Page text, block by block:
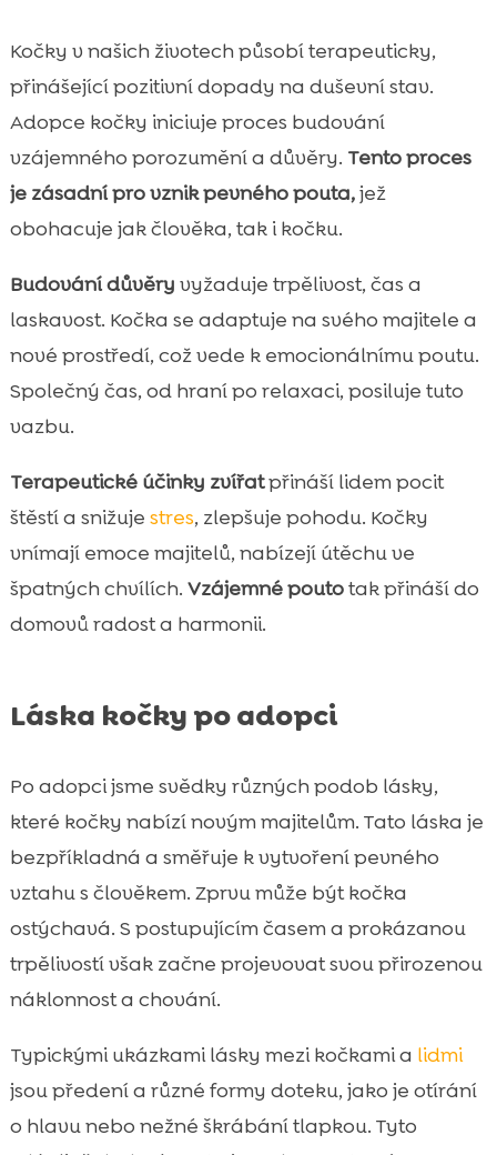
Kočky v našich životech působí terapeuticky,
přinášející pozitivní dopady na duševní stav.
Adopce kočky iniciuje proces budování
vzájemného porozumění a důvěry. Tento proces
je zásadní pro vznik pevného pouta,jež
obohacuje jak člověka, tak i kočku.
Budování důvěry vyžaduje trpělivost, čas a
laskavost. Kočka se adaptuje na svého majitele a
nové prostředí, což vede k emocionálnímu poutu.
Společný čas, od hraní po relaxaci, posiluje tuto
vazbu.
Terapeutické účinky zvířatpřináší lidem pocit
štěstí a snižuje stres, zlepšuje pohodu. Kočky
vnímají emoce majitelů, nabízejí útěchu ve
špatných chvílích. Vzájemné poutotak přináší do
domovů radost a harmonii.
Láska kočky po adopci
Po adopci jsme svědky různých podob lásky,
které kočky nabízí novým majitelům. Tato láska je
bezpříkladná a směřuje k vytvoření pevného
vztahu s člověkem. Zprvu může být kočka
ostýchavá. S postupujícím časem a prokázanou
trpělivostí však začne projevovat svou přirozenou
náklonnost a chování.
Typickými ukázkami lásky mezi kočkami a lidmi
jsou předení a různé formy doteku, jako je otírání
o hlavu nebo nežné škrábání tlapkou. Tyto